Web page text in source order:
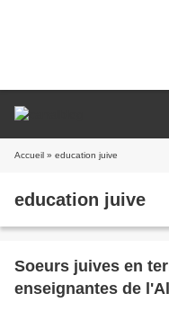
Accueil » education juive
education juive
Soeurs juives en
enseignantes de